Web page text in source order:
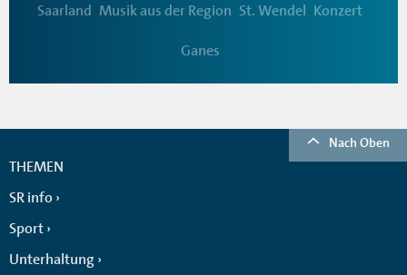
Saarland Musik aus der Region St. Wendel Konzert
Ganes
Nach Oben
THEMEN
SR info
Sport
Unterhaltung